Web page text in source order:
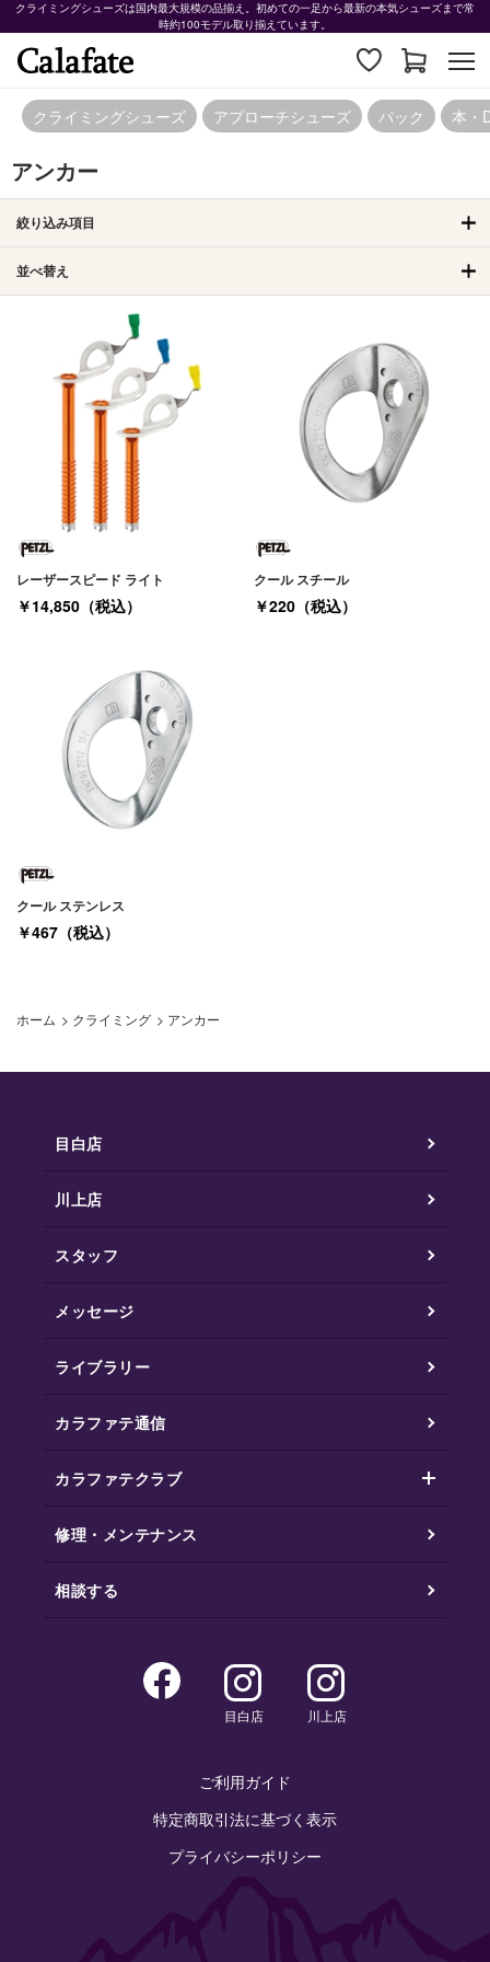
クライミングシューズは国内最大規模の品揃え。初めての一足から最新の本気シューズまで常
時約100モデル取り揃えています。
クライミングシューズ アプローチシューズ パック 本・
アンカー
絞り込み項目
並べ替え
レーザースピード ライト
￥14,850（税込）
クール スチール
￥220（税込）
クール ステンレス
￥467（税込）
ホーム > クライミング > アンカー
目白店
川上店
スタッフ
メッセージ
ライブラリー
カラファテ通信
カラファテクラブ
修理・メンテナンス
相談する
目白店 川上店
ご利用ガイド
特定商取引法に基づく表示
プライバシーポリシー